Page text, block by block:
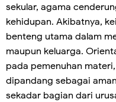
sekular, agama
kehidupan. Akibatnya,
benteng utama dalam
maupun keluarga.
pada pemenuhan
dipandang sebagai
sekadar bagian dari